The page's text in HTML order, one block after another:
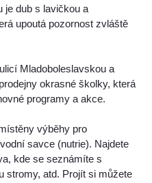
je dub s lavičkou a
upoutá pozornost zvláště
Mladoboleslavskou a
okrasné školky, která
programy a akce.
výběhy pro
savce (nutrie). Najdete
kde se seznámíte s
stromy, atd. Projít si můžete